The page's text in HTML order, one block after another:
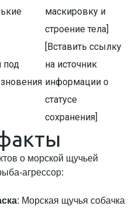
маскировку и
строение тела]
под
[Вставить ссылку
на источник
информации о
статусе
сохранения]
о морской щучьей
агрессор:
: Морская щучья собачка